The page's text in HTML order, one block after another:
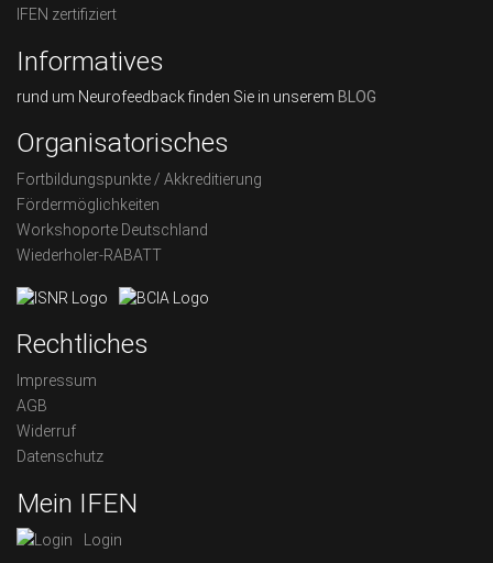
IFEN zertifiziert
Informatives
rund um Neurofeedback finden Sie in unserem BLOG
Organisatorisches
Fortbildungspunkte / Akkreditierung
Fördermöglichkeiten
Workshoporte Deutschland
Wiederholer-RABATT
Rechtliches
Impressum
AGB
Widerruf
Datenschutz
Mein IFEN
Login